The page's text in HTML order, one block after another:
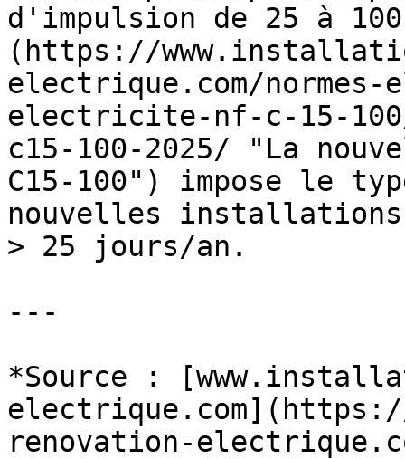
d'impulsion de 25 à
(https://
electrique.com/normes-
electricite-nf-c-15-
c15-100-2025/ "La
C15-100") impose le
nouvelles installations
> 25 jours/an.
---
*Source :
renovation-